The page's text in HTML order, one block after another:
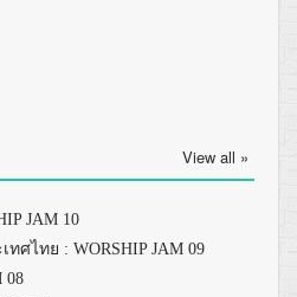
View all »
JAM 10
ศไทย : WORSHIP JAM 09
08